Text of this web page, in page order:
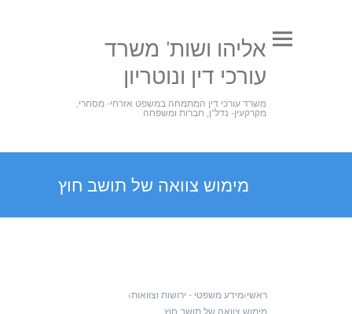
אליהו ושות' משרד
עורכי דין ונוטריון
משרד עורכי דין המתמחה במשפט אזרחי- מסחרי,
מקרקעין- נדל"ן, חברות ומשפחה
מימוש צוואה של תושב חוץ
ראשי›מידע משפטי - ירושות וצוואות›
מימוש צוואה של תושב חוץ